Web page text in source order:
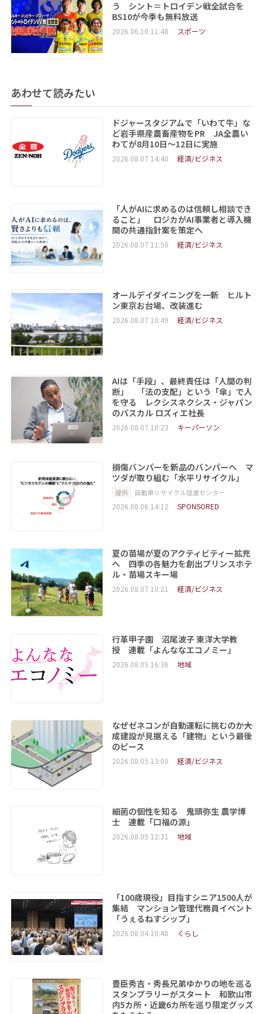
う シント＝トロイデン戦全試合を
BS10が今季も無料放送
2026.06.10 11:48 スポーツ
あわせて読みたい
ドジャースタジアムで「いわて牛」な
ど岩手県産農畜産物をPR JA全農い
わてが8月10日～12日に実施
2026.08.07 14:40 経済/ビジネス
「人がAIに求めるのは信頼し相談でき
ること」 ロジカがAI事業者と導入機
関の共通指針案を策定へ
2026.08.07 11:50 経済/ビジネス
オールデイダイニングを一新 ヒルト
ン東京お台場、改装進む
2026.08.07 10:49 経済/ビジネス
AIは「手段」、最終責任は「人間の判
断」 「法の支配」という「傘」で人
を守る レクシスネクシス・ジャパン
のパスカル ロズィエ社長
2026.08.07 10:23 キーパーソン
損傷バンパーを新品のバンパーへ マ
ツダが取り組む「水平リサイクル」
提供 自動車リサイクル促進センター
2026.08.06 14:12 SPONSORED
夏の苗場が夏のアクティビティー拡充
へ 四季の各魅力を創出プリンスホテ
ル・苗場スキー場
2026.08.07 10:21 経済/ビジネス
行革甲子園 沼尾波子 東洋大学教
授 連載「よんななエコノミー」
2026.08.05 16:36 地域
なぜゼネコンが自動運転に挑むのか――大
成建設が見据える「建物」という最後
のピース
2026.08.05 13:00 経済/ビジネス
細菌の個性を知る 鬼頭弥生 農学博
士 連載「口福の源」
2026.08.05 12:31 地域
「100歳現役」目指すシニア1500人が
集結 マンション管理代務員イベント
「うぇるねすシップ」
2026.08.04 10:48 くらし
豊臣秀吉・秀長兄弟ゆかりの地を巡る
スタンプラリーがスタート 和歌山市
内5カ所・近畿6カ所を巡り限定グッズ